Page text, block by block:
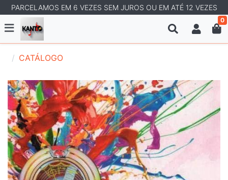
PARCELAMOS EM 6 VEZES SEM JUROS OU EM ATÉ 12 VEZES
0
CATÁLOGO